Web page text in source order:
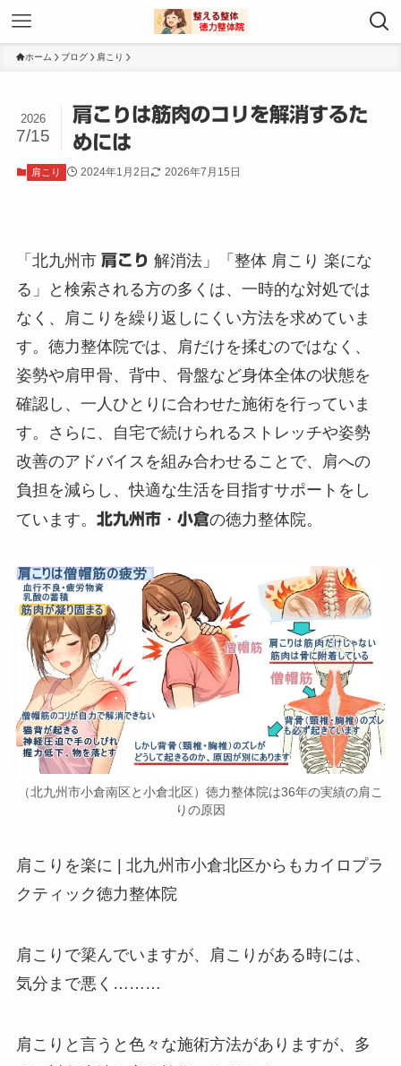
ホーム ブログ 肩こり
肩こりは筋肉のコリを解消するた
めには
2026
7/15
肩こり 2024年1月2日 2026年7月15日
「北九州市 肩こり 解消法」「整体 肩こり 楽にな
る」と検索される方の多くは、一時的な対処では
なく、肩こりを繰り返しにくい方法を求めていま
す。徳力整体院では、肩だけを揉むのではなく、
姿勢や肩甲骨、背中、骨盤など身体全体の状態を
確認し、一人ひとりに合わせた施術を行っていま
す。さらに、自宅で続けられるストレッチや姿勢
改善のアドバイスを組み合わせることで、肩への
負担を減らし、快適な生活を目指すサポートをし
ています。 北九州市・ 小倉の徳力整体院。
（北九州市小倉南区と小倉北区）徳力整体院は36年の実績の肩こ
りの原因
肩こりを楽に | 北九州市小倉北区からもカイロプラ
クティック徳力整体院
肩こりで簗んでいますが、肩こりがある時には、
気分まで悪く………
肩こりと言うと色々な施術方法がありますが、多